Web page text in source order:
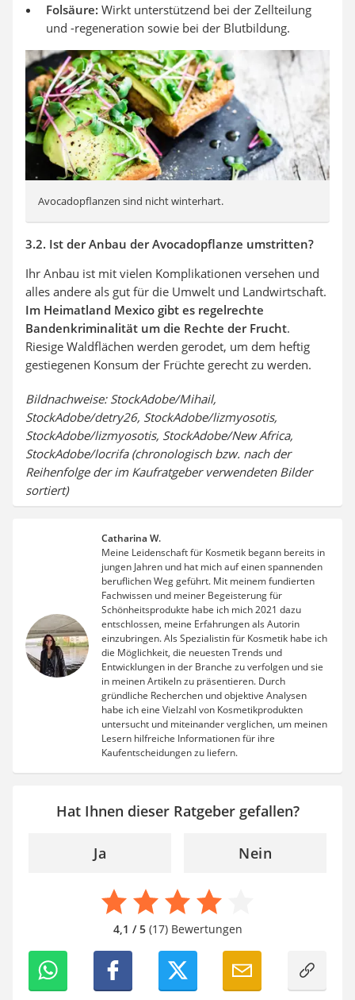
Folsäure: Wirkt unterstützend bei der Zellteilung
und -regeneration sowie bei der Blutbildung.
Avocadopflanzen sind nicht winterhart.
3.2. Ist der Anbau der Avocadopflanze umstritten?
Ihr Anbau ist mit vielen Komplikationen versehen und
alles andere als gut für die Umwelt und Landwirtschaft.
Im Heimatland Mexico gibt es regelrechte
Bandenkriminalität um die Rechte der Frucht.
Riesige Waldflächen werden gerodet, um dem heftig
gestiegenen Konsum der Früchte gerecht zu werden.
Bildnachweise: StockAdobe/Mihail,
StockAdobe/detry26, StockAdobe/lizmyosotis,
StockAdobe/lizmyosotis, StockAdobe/New Africa,
StockAdobe/locrifa (chronologisch bzw. nach der
Reihenfolge der im Kaufratgeber verwendeten Bilder
sortiert)
Catharina W.
Meine Leidenschaft für Kosmetik begann bereits in
jungen Jahren und hat mich auf einen spannenden
beruflichen Weg geführt. Mit meinem fundierten
Fachwissen und meiner Begeisterung für
Schönheitsprodukte habe ich mich 2021 dazu
entschlossen, meine Erfahrungen als Autorin
einzubringen. Als Spezialistin für Kosmetik habe ich
die Möglichkeit, die neuesten Trends und
Entwicklungen in der Branche zu verfolgen und sie
in meinen Artikeln zu präsentieren. Durch
gründliche Recherchen und objektive Analysen
habe ich eine Vielzahl von Kosmetikprodukten
untersucht und miteinander verglichen, um meinen
Lesern hilfreiche Informationen für ihre
Kaufentscheidungen zu liefern.
Hat Ihnen dieser Ratgeber gefallen?
Ja Nein
4,1 / 5(17) Bewertungen